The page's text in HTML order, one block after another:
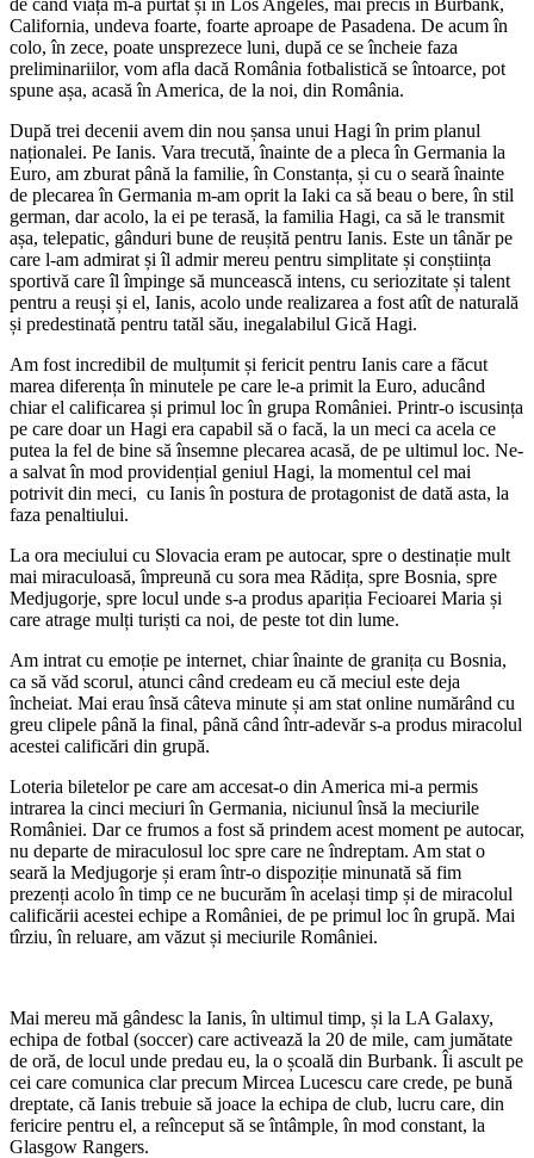
California, undeva foarte, foarte aproape de Pasadena. De acum în
colo, în zece, poate unsprezece luni, după ce se încheie faza
preliminariilor, vom afla dacă România fotbalistică se întoarce, pot
spune așa, acasă în America, de la noi, din România.
După trei decenii avem din nou șansa unui Hagi în prim planul
naționalei. Pe Ianis. Vara trecută, înainte de a pleca în Germania la
Euro, am zburat până la familie, în Constanța, și cu o seară înainte
de plecarea în Germania m-am oprit la Iaki ca să beau o bere, în stil
german, dar acolo, la ei pe terasă, la familia Hagi, ca să le transmit
așa, telepatic, gânduri bune de reușită pentru Ianis. Este un tânăr pe
care l-am admirat și îl admir mereu pentru simplitate și conștiința
sportivă care îl împinge să muncească intens, cu seriozitate și talent
pentru a reuși și el, Ianis, acolo unde realizarea a fost atît de naturală
și predestinată pentru tatăl său, inegalabilul Gică Hagi.
Am fost incredibil de mulțumit și fericit pentru Ianis care a făcut
marea diferența în minutele pe care le-a primit la Euro, aducând
chiar el calificarea și primul loc în grupa României. Printr-o iscusința
pe care doar un Hagi era capabil să o facă, la un meci ca acela ce
putea la fel de bine să însemne plecarea acasă, de pe ultimul loc. Ne-
a salvat în mod providențial geniul Hagi, la momentul cel mai
potrivit din meci, cu Ianis în postura de protagonist de dată asta, la
faza penaltiului.
La ora meciului cu Slovacia eram pe autocar, spre o destinație mult
mai miraculoasă, împreună cu sora mea Rădița, spre Bosnia, spre
Medjugorje, spre locul unde s-a produs apariția Fecioarei Maria și
care atrage mulți turiști ca noi, de peste tot din lume.
Am intrat cu emoție pe internet, chiar înainte de granița cu Bosnia,
ca să văd scorul, atunci când credeam eu că meciul este deja
încheiat. Mai erau însă câteva minute și am stat online numărând cu
greu clipele până la final, până când într-adevăr s-a produs miracolul
acestei calificări din grupă.
Loteria biletelor pe care am accesat-o din America mi-a permis
intrarea la cinci meciuri în Germania, niciunul însă la meciurile
României. Dar ce frumos a fost să prindem acest moment pe autocar,
nu departe de miraculosul loc spre care ne îndreptam. Am stat o
seară la Medjugorje și eram într-o dispoziție minunată să fim
prezenți acolo în timp ce ne bucurăm în același timp și de miracolul
calificării acestei echipe a României, de pe primul loc în grupă. Mai
tîrziu, în reluare, am văzut și meciurile României.
Mai mereu mă gândesc la Ianis, în ultimul timp, și la LA Galaxy,
echipa de fotbal (soccer) care activează la 20 de mile, cam jumătate
de oră, de locul unde predau eu, la o școală din Burbank. Îi ascult pe
cei care comunica clar precum Mircea Lucescu care crede, pe bună
dreptate, că Ianis trebuie să joace la echipa de club, lucru care, din
fericire pentru el, a reînceput să se întâmple, în mod constant, la
Glasgow Rangers.